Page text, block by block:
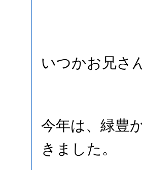
いつかお兄さ
今年は、緑豊
きました。